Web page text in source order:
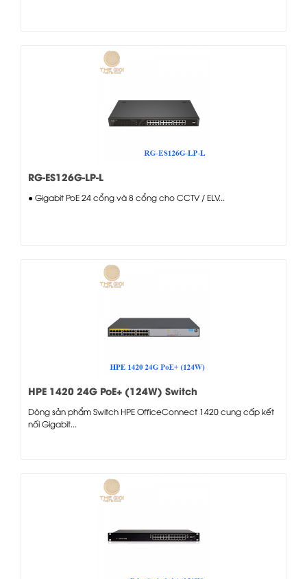
RG-ES126G-LP-L
● Gigabit PoE 24 cổng và 8 cổng cho CCTV / ELV...
HPE 1420 24G PoE+ (124W) Switch
Dòng sản phẩm Switch HPE OfficeConnect 1420 cung cấp kết
nối Gigabit...